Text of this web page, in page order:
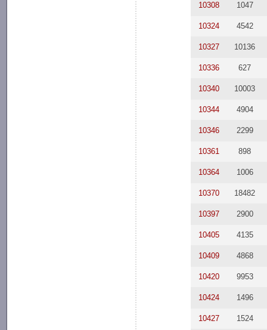
10308 1047
10324 4542
10327 10136
10336 627
10340 10003
10344 4904
10346 2299
10361 898
10364 1006
10370 18482
10397 2900
10405 4135
10409 4868
10420 9953
10424 1496
10427 1524